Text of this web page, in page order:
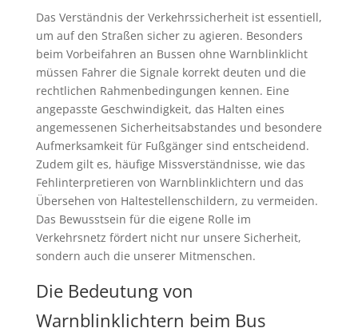
Das Verständnis der Verkehrssicherheit ist essentiell,
um auf den Straßen sicher zu agieren. Besonders
beim Vorbeifahren an Bussen ohne Warnblinklicht
müssen Fahrer die Signale korrekt deuten und die
rechtlichen Rahmenbedingungen kennen. Eine
angepasste Geschwindigkeit, das Halten eines
angemessenen Sicherheitsabstandes und besondere
Aufmerksamkeit für Fußgänger sind entscheidend.
Zudem gilt es, häufige Missverständnisse, wie das
Fehlinterpretieren von Warnblinklichtern und das
Übersehen von Haltestellenschildern, zu vermeiden.
Das Bewusstsein für die eigene Rolle im
Verkehrsnetz fördert nicht nur unsere Sicherheit,
sondern auch die unserer Mitmenschen.
Die Bedeutung von
Warnblinklichtern beim Bus